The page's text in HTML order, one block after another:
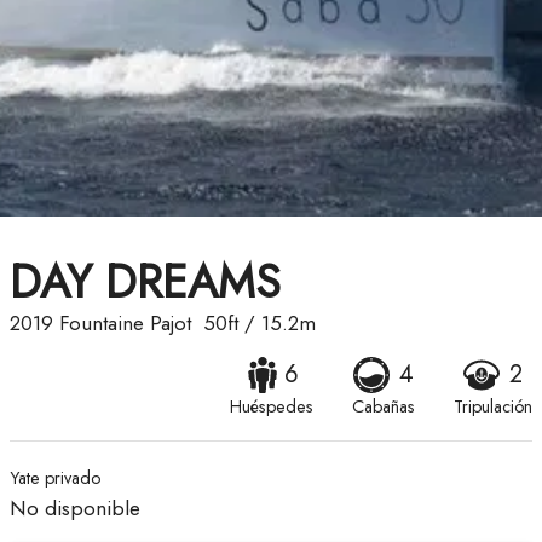
DAY DREAMS
2019 Fountaine Pajot 50ft/ 15.2m
6
Huéspedes
4
Cabañas
2
Tripulación
Yate privado
No disponible